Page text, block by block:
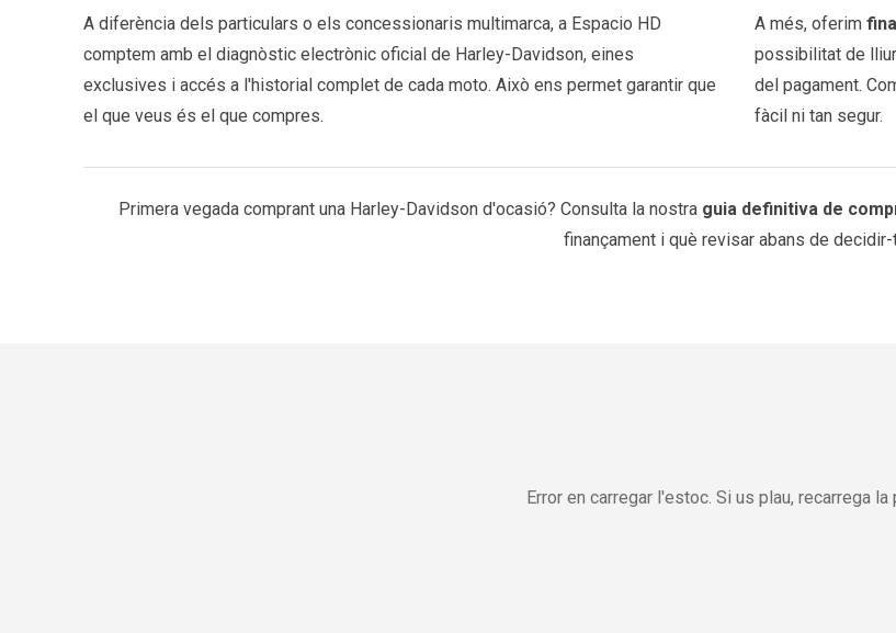
A diferència dels particulars o els concessionaris multimarca, a Espacio HD
comptem amb el diagnòstic electrònic oficial de Harley-Davidson, eines
exclusives i accés a l'historial complet de cada moto. Això ens permet garantir que
el que veus és el que compres.
A més, oferim
possibilitat de
del pagament.
fàcil ni tan segur.
Primera vegada comprant una Harley-Davidson d'ocasió? Consulta la nostra guia definitiva de
finançament i què revisar abans de decidir-
Error en carregar l'estoc. Si us plau, recarrega la